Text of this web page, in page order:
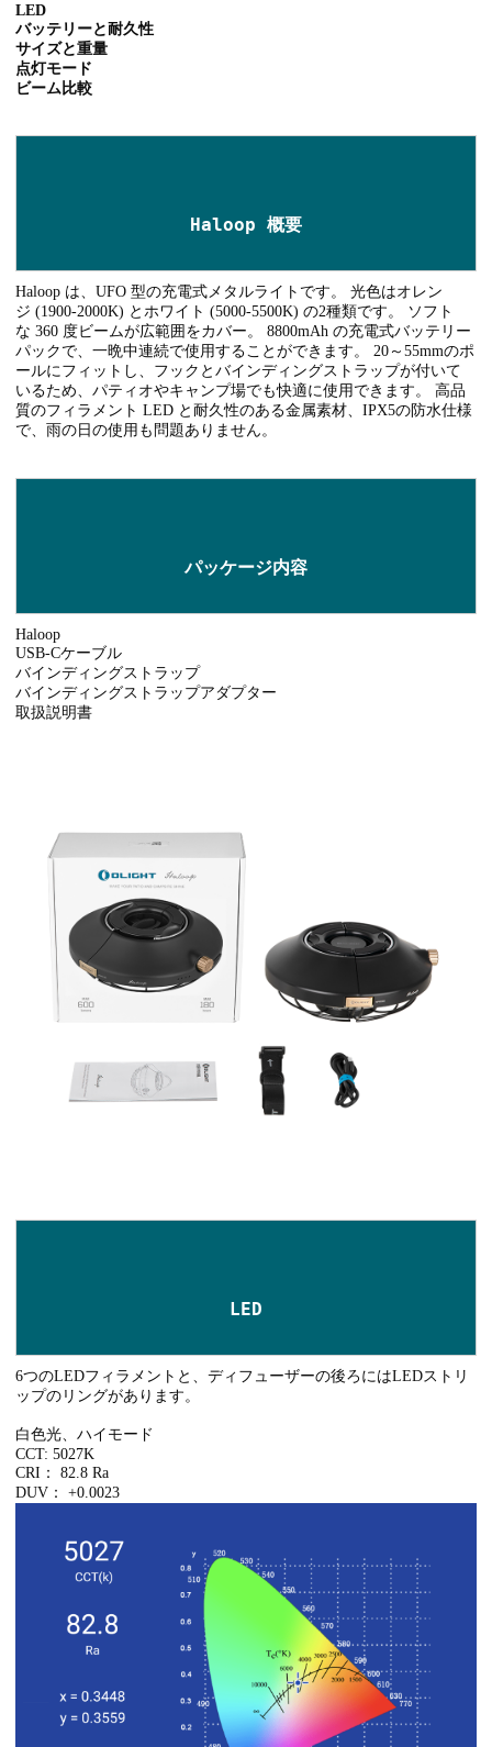
LED
バッテリーと耐久性
サイズと重量
点灯モード
ビーム比較
Haloop 概要
Haloop は、UFO 型の充電式メタルライトです。 光色はオレン
ジ (1900-2000K) とホワイト (5000-5500K) の2種類です。 ソフト
な 360 度ビームが広範囲をカバー。 8800mAh の充電式バッテリー
パックで、一晩中連続で使用することができます。 20～55mmのポ
ールにフィットし、フックとバインディングストラップが付いて
いるため、パティオやキャンプ場でも快適に使用できます。 高品
質のフィラメント LED と耐久性のある金属素材、IPX5の防水仕様
で、雨の日の使用も問題ありません。
パッケージ内容
Haloop
USB-Cケーブル
バインディングストラップ
バインディングストラップアダプター
取扱説明書
LED
6つのLEDフィラメントと、ディフューザーの後ろにはLEDストリ
ップのリングがあります。
白色光、ハイモード
CCT: 5027K
CRI： 82.8 Ra
DUV： +0.0023